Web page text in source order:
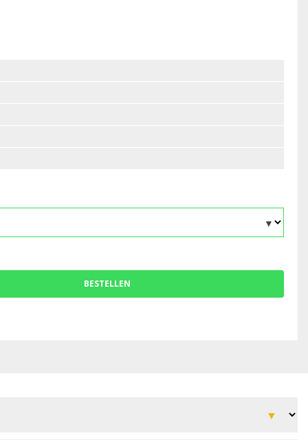
BESTELLEN